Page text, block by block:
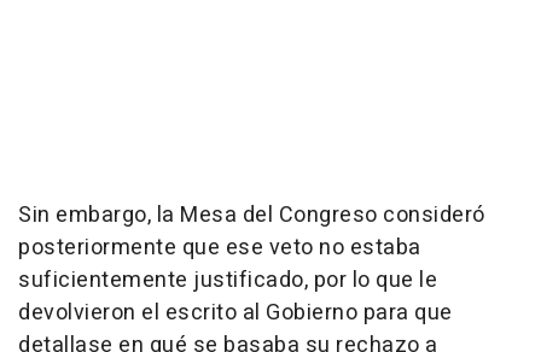
Sin embargo, la Mesa del Congreso consideró
posteriormente que ese veto no estaba
suficientemente justificado, por lo que le
devolvieron el escrito al Gobierno para que
detallase en qué se basaba su rechazo a